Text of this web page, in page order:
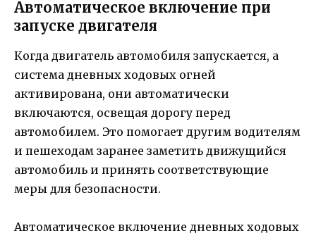
Автоматическое включение при
запуске двигателя
Когда двигатель автомобиля запускается, а
система дневных ходовых огней
активирована, они автоматически
включаются, освещая дорогу перед
автомобилем. Это помогает другим водителям
и пешеходам заранее заметить движущийся
автомобиль и принять соответствующие
меры для безопасности.
Автоматическое включение дневных ходовых